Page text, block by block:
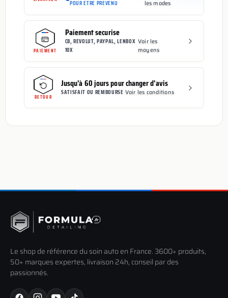
POUR ETRE PREVENU
les modes
PAIEMENT
Paiement securise
CB, REVOLUT, PAYPAL, LENBOX
10X
·Voir les
moyens
RETOUR
Jusqu'à 60 jours pour changer d'avis
SATISFAIT OU REMBOURSE·Voir les conditions
Le shop de référence du soin auto en France. 3600+ produits,
50+ marques expertes, livraison 24h, conseil par des
passionnés.